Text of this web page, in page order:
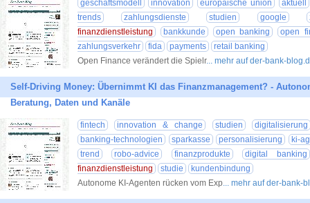
geschäftsmodell innovation europäische union
aktuell
trends
zahlungsdienste studien google
finanzdienstleistung
bankkunde open banking
open
zahlungsverkehr
fida payments
retail banking
Open Finance verändert die Spielr... mehr auf der-bank-
Self-Driving Money: Übernimmt KI das Finanzmanagement? -
Beratung, Daten und Kanäle
fintech innovation & change studien
digitalisierung
banking-technologien
sparkasse personalisierung
ki-
trend
robo-advice finanzprodukte
digital banking
finanzdienstleistung
studie
kundenbindung
Autonome KI-Agenten rücken vom Exp... mehr auf der-bank-